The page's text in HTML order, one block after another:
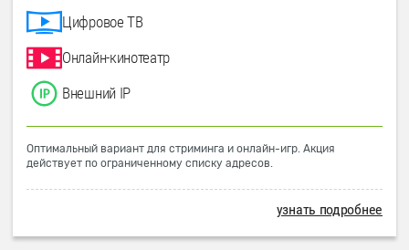
Цифровое ТВ
Онлайн-кинотеатр
Внешний IP
Оптимальный вариант для стриминга и онлайн-игр. Акция
действует по ограниченному списку адресов.
узнать подробнее